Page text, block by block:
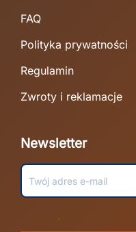
FAQ
Polityka prywatności
Regulamin
Zwroty i reklamacje
Newsletter